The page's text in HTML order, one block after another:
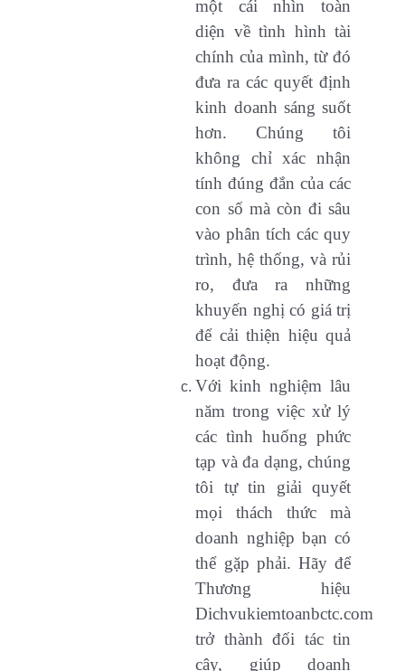
một cái nhìn toàn
diện về tình hình tài
chính của mình, từ đó
đưa ra các quyết định
kinh doanh sáng suốt
hơn. Chúng tôi
không chỉ xác nhận
tính đúng đắn của các
con số mà còn đi sâu
vào phân tích các quy
trình, hệ thống, và rủi
ro, đưa ra những
khuyến nghị có giá trị
để cải thiện hiệu quả
hoạt động.
Với kinh nghiệm lâu
năm trong việc xử lý
các tình huống phức
tạp và đa dạng, chúng
tôi tự tin giải quyết
mọi thách thức mà
doanh nghiệp bạn có
thể gặp phải. Hãy để
Thương hiệu
Dichvukiemtoanbctc.com
trở thành đối tác tin
cậy, giúp doanh